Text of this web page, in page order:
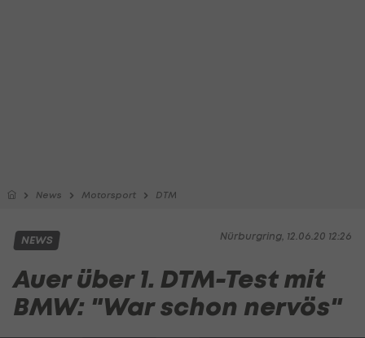
News Motorsport DTM
Nürburgring, 12.06.20 12:26
NEWS
Auer über 1. DTM-Test mit
BMW: "War schon nervös"